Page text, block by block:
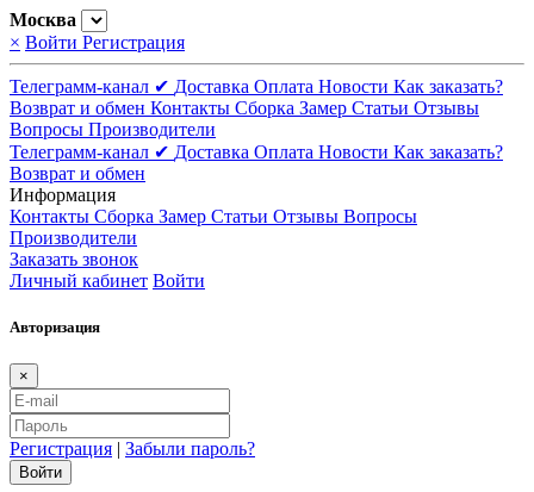
Москва
× Войти Регистрация
Телеграмм-канал ✔ Доставка Оплата Новости Как заказать?
Возврат и обмен Контакты Сборка Замер Статьи Отзывы
Вопросы Производители
Телеграмм-канал ✔ Доставка Оплата Новости Как заказать?
Возврат и обмен
Информация
Контакты Сборка Замер Статьи Отзывы Вопросы
Производители
Заказать звонок
Личный кабинет Войти
Авторизация
×
Регистрация | Забыли пароль?
Войти